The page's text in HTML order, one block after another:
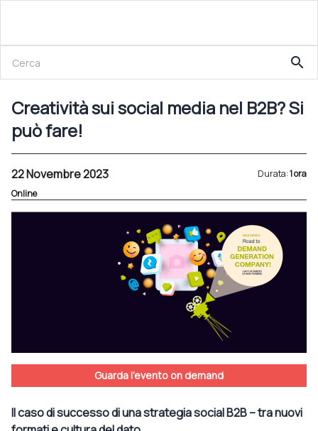
Creatività sui social media nel B2B? Si può fare!
search
Creatività sui social media nel B2B? Si
può fare!
22 Novembre 2023 Durata:1 ora
Online
Guarda l'evento on demand
Il caso di successo di una strategia social B2B – tra nuovi